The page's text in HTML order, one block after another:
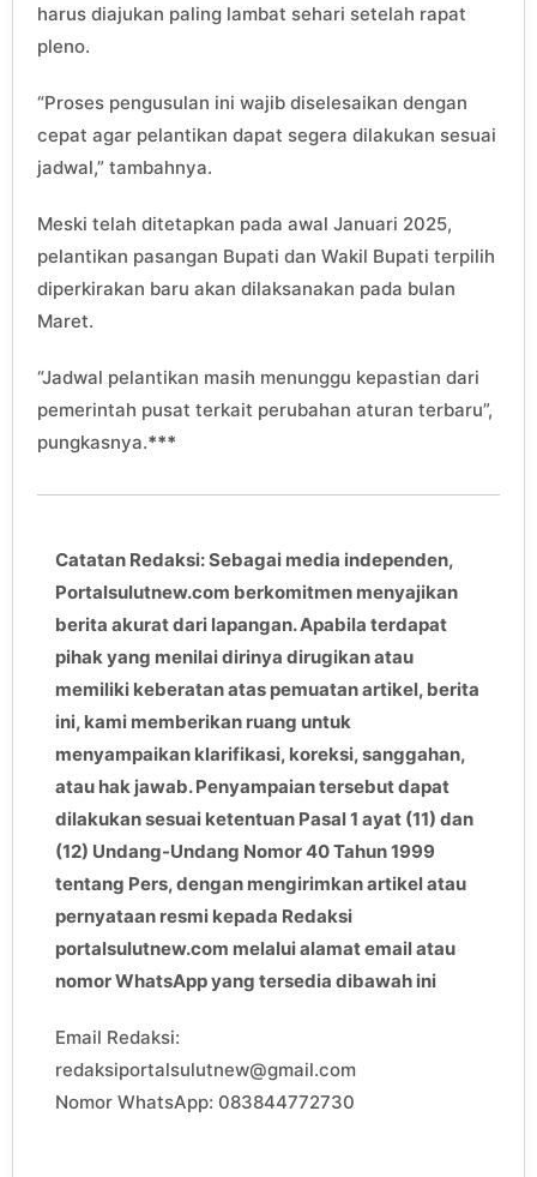
harus diajukan paling lambat sehari setelah rapat
pleno.
“Proses pengusulan ini wajib diselesaikan dengan
cepat agar pelantikan dapat segera dilakukan sesuai
jadwal,” tambahnya.
Meski telah ditetapkan pada awal Januari 2025,
pelantikan pasangan Bupati dan Wakil Bupati terpilih
diperkirakan baru akan dilaksanakan pada bulan
Maret.
“Jadwal pelantikan masih menunggu kepastian dari
pemerintah pusat terkait perubahan aturan terbaru”,
pungkasnya.***
Catatan Redaksi: Sebagai media independen,
Portalsulutnew.com berkomitmen menyajikan
berita akurat dari lapangan. Apabila terdapat
pihak yang menilai dirinya dirugikan atau
memiliki keberatan atas pemuatan artikel, berita
ini, kami memberikan ruang untuk
menyampaikan klarifikasi, koreksi, sanggahan,
atau hak jawab. Penyampaian tersebut dapat
dilakukan sesuai ketentuan Pasal 1 ayat (11) dan
(12) Undang-Undang Nomor 40 Tahun 1999
tentang Pers, dengan mengirimkan artikel atau
pernyataan resmi kepada Redaksi
portalsulutnew.com melalui alamat email atau
nomor WhatsApp yang tersedia dibawah ini
Email Redaksi:
redaksiportalsulutnew@gmail.com
Nomor WhatsApp: 083844772730